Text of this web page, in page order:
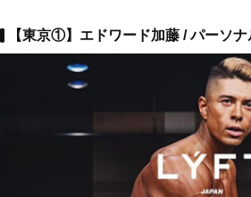
【東京①】エドワード加藤 / パーソ